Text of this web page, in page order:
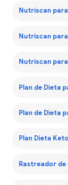
Nutriscan
Nutriscan
Nutriscan
Plan de Dieta
Plan de Dieta
Plan Dieta Keto
Rastreador de